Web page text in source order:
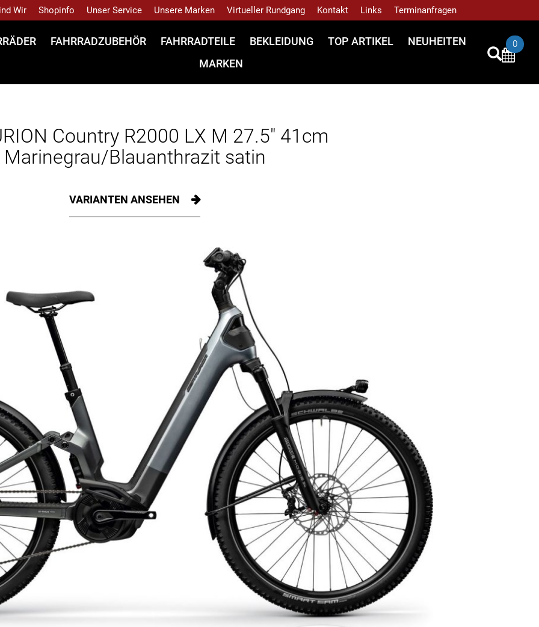
Wir Shopinfo Unser Service Unsere Marken Virtueller Rundgang Kontakt Links Terminanfragen
FAHRRADZUBEHÖR FAHRRADTEILE BEKLEIDUNG TOP ARTIKEL
NEUHEITEN
MARKEN
0
Country R2000 LX M 27.5" 41cm
Marinegrau/Blauanthrazit satin
VARIANTEN ANSEHEN